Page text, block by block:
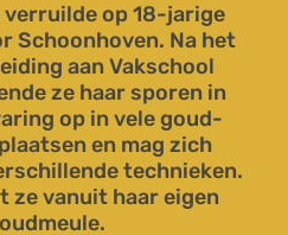
verruilde op 18-jarige
Schoonhoven. Na het
aan Vakschool
ze haar sporen in
op in vele goud-
en mag zich
technieken.
ze vanuit haar eigen